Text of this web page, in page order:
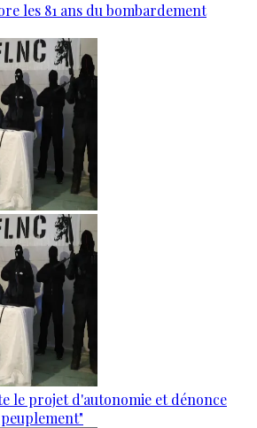
les 81 ans du bombardement
le projet d'autonomie et dénonce